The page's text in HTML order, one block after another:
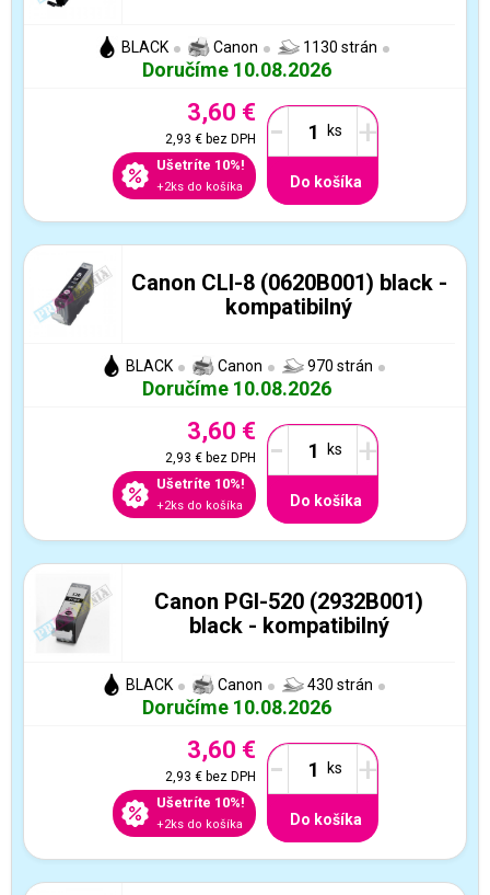
BLACK Canon 1130 strán
Doručíme 10.08.2026
3,60 €
2,93 €bez DPH
Ušetríte 10%!
+2ks do košíka
- +
Do košíka
Canon CLI-8 (0620B001) black -
kompatibilný
BLACK Canon 970 strán
Doručíme 10.08.2026
3,60 €
2,93 €bez DPH
Ušetríte 10%!
+2ks do košíka
- +
Do košíka
Canon PGI-520 (2932B001)
black - kompatibilný
BLACK Canon 430 strán
Doručíme 10.08.2026
3,60 €
2,93 €bez DPH
Ušetríte 10%!
+2ks do košíka
- +
Do košíka